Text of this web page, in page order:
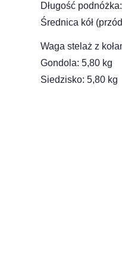
Długość
Średnica kół
Waga stelaż z
Gondola: 5,80 kg
Siedzisko: 5,80 kg